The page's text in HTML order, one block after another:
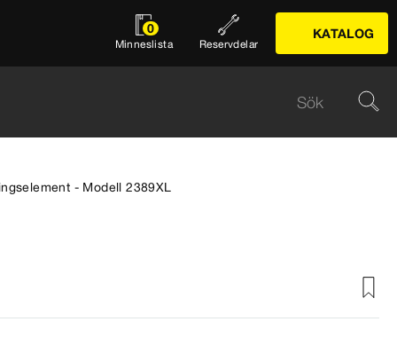
0
Minneslista Reservdelar
KATALOG
- Modell 2389XL